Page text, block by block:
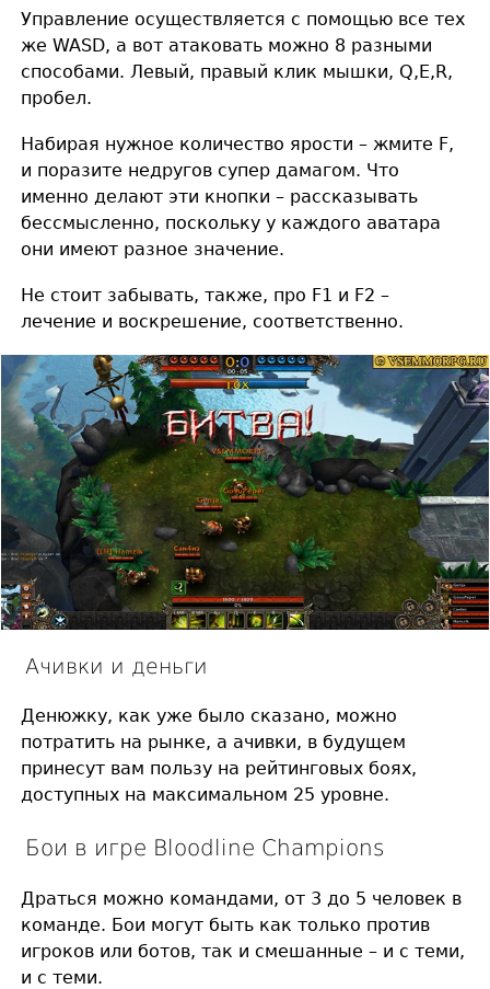
Управление осуществляется с помощью все тех
же WASD, а вот атаковать можно 8 разными
способами. Левый, правый клик мышки, Q,E,R,
пробел.
Набирая нужное количество ярости – жмите F,
и поразите недругов супер дамагом. Что
именно делают эти кнопки – рассказывать
бессмысленно, поскольку у каждого аватара
они имеют разное значение.
Не стоит забывать, также, про F1 и F2 –
лечение и воскрешение, соответственно.
Ачивки и деньги
Денюжку, как уже было сказано, можно
потратить на рынке, а ачивки, в будущем
принесут вам пользу на рейтинговых боях,
доступных на максимальном 25 уровне.
Бои в игре Bloodline Champions
Драться можно командами, от 3 до 5 человек в
команде. Бои могут быть как только против
игроков или ботов, так и смешанные – и с теми,
и с теми.